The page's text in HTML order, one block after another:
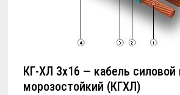
КГ-ХЛ 3х16 — кабель силовой
морозостойкий (КГХЛ)